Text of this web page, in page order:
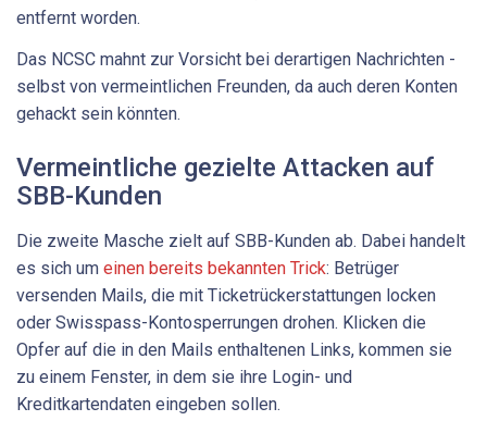
entfernt worden.
Das NCSC mahnt zur Vorsicht bei derartigen Nachrichten -
selbst von vermeintlichen Freunden, da auch deren Konten
gehackt sein könnten.
Vermeintliche gezielte Attacken auf
SBB-Kunden
Die zweite Masche zielt auf SBB-Kunden ab. Dabei handelt
es sich um einen bereits bekannten Trick: Betrüger
versenden Mails, die mit Ticketrückerstattungen locken
oder Swisspass-Kontosperrungen drohen. Klicken die
Opfer auf die in den Mails enthaltenen Links, kommen sie
zu einem Fenster, in dem sie ihre Login- und
Kreditkartendaten eingeben sollen.